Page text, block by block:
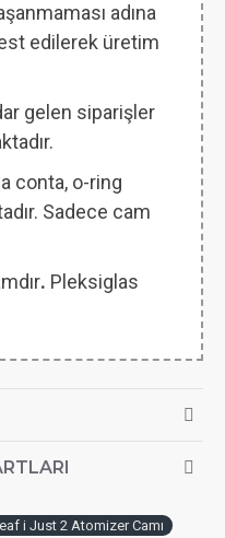
adına
edilerek üretim
gelen siparişler
conta, o-ring
Sadece cam
. Pleksiglas
i Just 2 Atomizer Camı